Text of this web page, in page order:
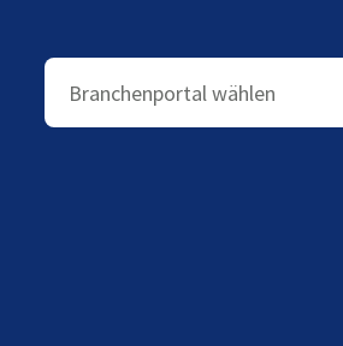
Branchenportal wählen